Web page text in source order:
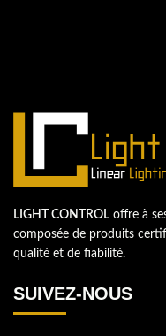
LIGHT CONTROL offre à
composée de produits
qualité et de fiabilité.
SUIVEZ-NOUS